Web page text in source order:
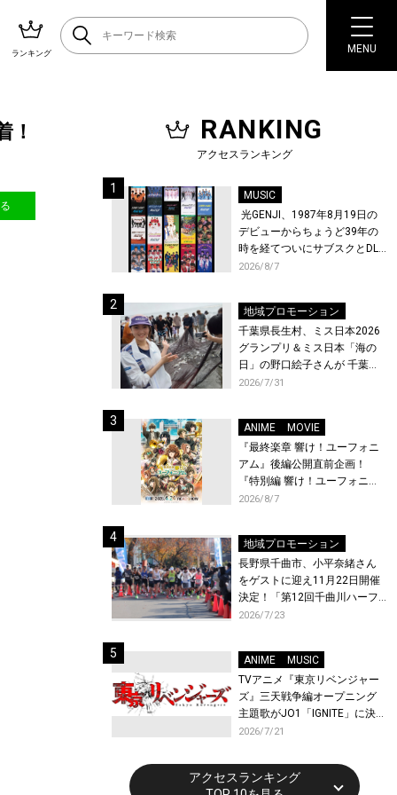
ランキング MENU
！ RANKING
アクセスランキング
MUSIC
光GENJI、1987年8月19日の
デビューからちょうど39年の
時を経てついにサブスクとDL
配信が解禁！
2026/8/7
地域プロモーション
千葉県長生村、ミス日本2026
グランプリ＆ミス日本「海の
日」の野口絵子さんが 千葉県
唯一の村・長生村で地引網を
2026/7/31
ANIME
MOVIE
『最終楽章 響け！ユーフォニ
アム』後編公開直前企画！
『特別編 響け！ユーフォニア
ム〜アンサンブルコンテス
映が決定！
2026/8/7
地域プロモーション
長野県千曲市、小平奈緒さん
をゲストに迎え11月22日開催
決定！「第12回千曲川ハーフ
マラソン」エントリー受付開
2026/7/23
ANIME
MUSIC
TVアニメ『東京リベンジャー
ズ』三天戦争編オープニング
主題歌がJO1「IGNITE」に決
定！メンバー全員から喜びと
トが到着！9月に東京・大阪で
先行上映会を開催！
2026/7/21
アクセスランキング